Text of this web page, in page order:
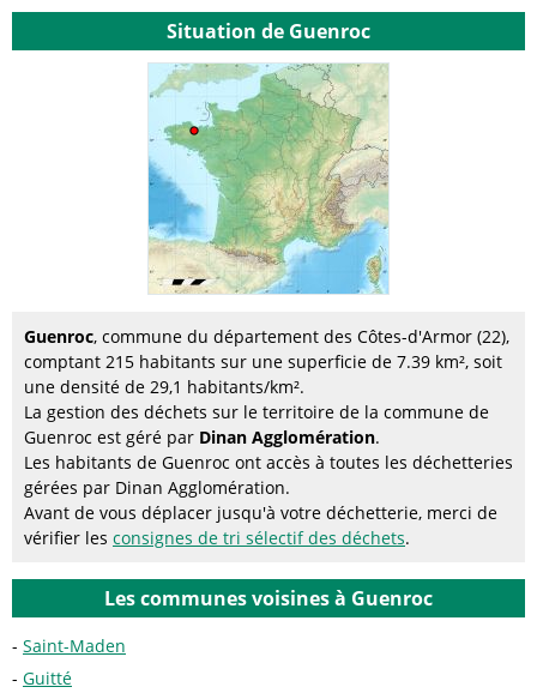
Situation de Guenroc
Guenroc, commune du département des Côtes-d'Armor (22),
comptant 215 habitants sur une superficie de 7.39 km², soit
une densité de 29,1 habitants/km².
La gestion des déchets sur le territoire de la commune de
Guenroc est géré par Dinan Agglomération.
Les habitants de Guenroc ont accès à toutes les déchetteries
gérées par Dinan Agglomération.
Avant de vous déplacer jusqu'à votre déchetterie, merci de
vérifier les consignes de tri sélectif des déchets.
Les communes voisines à Guenroc
Saint-Maden
Guitté